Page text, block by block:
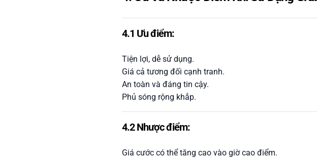
4.1 Ưu điểm:
Tiện lợi, dễ sử dụng.
Giá cả tương đối cạnh tranh.
An toàn và đáng tin cậy.
Phủ sóng rộng khắp.
4.2 Nhược điểm:
Giá cước có thể tăng cao vào giờ cao điểm.